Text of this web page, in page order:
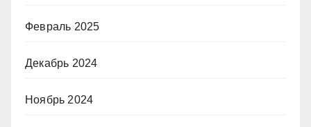
Февраль 2025
Декабрь 2024
Ноябрь 2024